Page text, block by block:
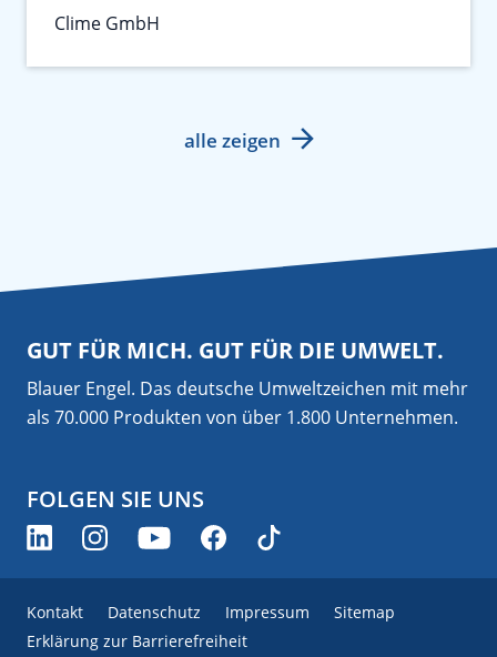
Clime GmbH
alle zeigen
GUT FÜR MICH. GUT FÜR DIE UMWELT.
Blauer Engel. Das deutsche Umweltzeichen mit mehr
als 70.000 Produkten von über 1.800 Unternehmen.
FOLGEN SIE UNS
Kontakt Datenschutz Impressum
Sitemap
Erklärung zur Barrierefreiheit